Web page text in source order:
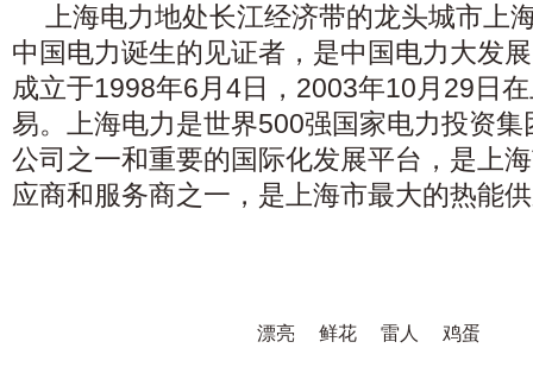
上海电力地处长江经济带的龙头城市上
中国电力诞生的见证者，是中国电力大发
成立于1998年6月4日，2003年10月29日
易。上海电力是世界500强国家电力投资
公司之一和重要的国际化发展平台，是上
应商和服务商之一，是上海市最大的热能
漂亮 鲜花 雷人 鸡蛋